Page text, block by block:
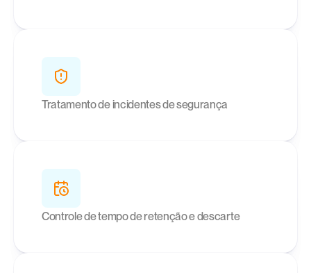
Tratamento de incidentes de segurança
Controle de tempo de retenção e descarte